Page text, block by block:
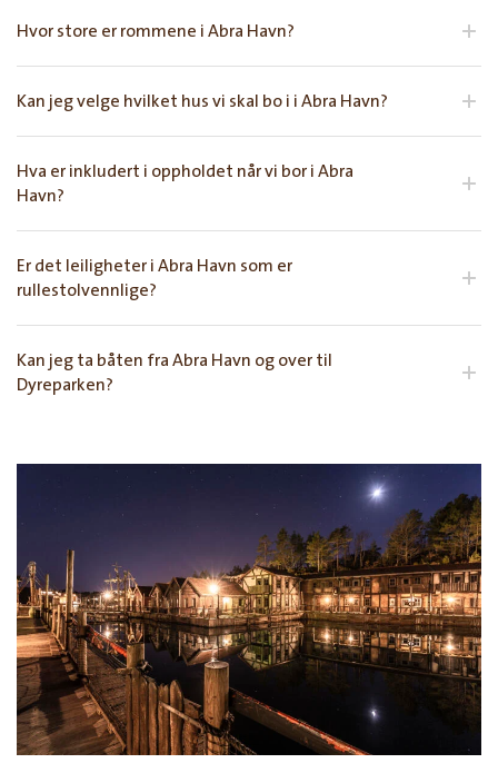
Hvor store er rommene i Abra Havn?
Kan jeg velge hvilket hus vi skal bo i i Abra Havn?
Hva er inkludert i oppholdet når vi bor i Abra
Havn?
Er det leiligheter i Abra Havn som er
rullestolvennlige?
Kan jeg ta båten fra Abra Havn og over til
Dyreparken?